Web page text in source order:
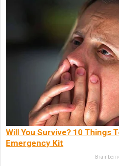
Will You Survive? 10 Things
Emergency Kit